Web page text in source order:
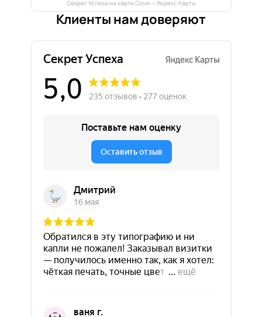
Секрет Успеха на карте Сочи — Яндекс Карты
Клиенты нам доверяют